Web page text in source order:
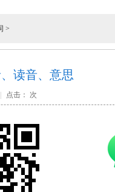
>
读音、意思
点击： 次